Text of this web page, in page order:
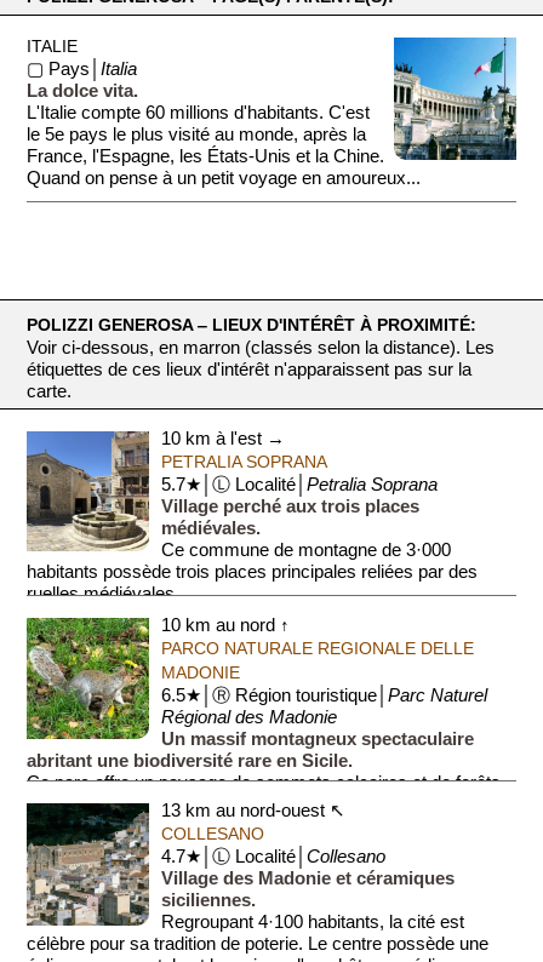
ITALIE
▢ Pays│Italia
La dolce vita.
L'Italie compte 60 millions d'habitants. C'est
le 5e pays le plus visité au monde, après la
France, l'Espagne, les États-Unis et la Chine.
Quand on pense à un petit voyage en amoureux...
POLIZZI GENEROSA ‒ LIEUX D'INTÉRÊT À PROXIMITÉ:
Voir ci-dessous, en marron (classés selon la distance). Les
étiquettes de ces lieux d'intérêt n'apparaissent pas sur la
carte.
10 km à l'est →
PETRALIA SOPRANA
5.7★│Ⓛ Localité│Petralia Soprana
Village perché aux trois places
médiévales.
Ce commune de montagne de 3·000
habitants possède trois places principales reliées par des
ruelles médiévales.
Le centre est dominé par une égl...
10 km au nord ↑
PARCO NATURALE REGIONALE DELLE
MADONIE
6.5★│Ⓡ Région touristique│Parc Naturel
Régional des Madonie
Un massif montagneux spectaculaire
abritant une biodiversité rare en Sicile.
Ce parc offre un paysage de sommets calcaires et de forêts
de hêtres. On y découvre des spécimens uniques d'un sapin
men...
13 km au nord-ouest ↖
COLLESANO
4.7★│Ⓛ Localité│Collesano
Village des Madonie et céramiques
siciliennes.
Regroupant 4·100 habitants, la cité est
célèbre pour sa tradition de poterie. Le centre possède une